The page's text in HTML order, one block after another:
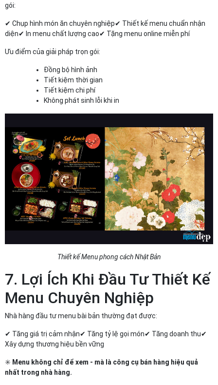
gói:
✔ Chụp hình món ăn chuyên nghiệp ✔ Thiết kế menu chuẩn nhận
diện ✔ In menu chất lượng cao ✔ Tặng menu online miễn phí
Ưu điểm của giải pháp trọn gói:
Đồng bộ hình ảnh
Tiết kiệm thời gian
Tiết kiệm chi phí
Không phát sinh lỗi khi in
Thiết kế Menu phong cách Nhật Bản
7. Lợi Ích Khi Đầu Tư Thiết Kế
Menu Chuyên Nghiệp
Nhà hàng đầu tư menu bài bản thường đạt được:
✔ Tăng giá trị cảm nhận ✔ Tăng tỷ lệ gọi món ✔ Tăng doanh thu ✔
Xây dựng thương hiệu bền vững
✳️ Menu không chỉ để xem - mà là công cụ bán hàng hiệu quả
nhất trong nhà hàng.